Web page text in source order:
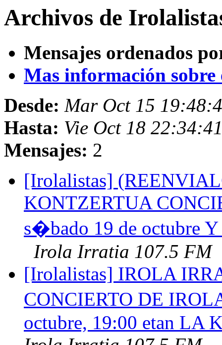
Archivos de
Mensajes ordenados
Mas información sobre
Desde: Mar Oct 15
Hasta: Vie Oct 18
Mensajes: 2
[Irolalistas]
KONTZERTUA
s�bado 19 de octubre
Irola Irratia 107.5 FM
[Irolalistas] IROLA
CONCIERTO DE
octubre, 19:00 etan LA